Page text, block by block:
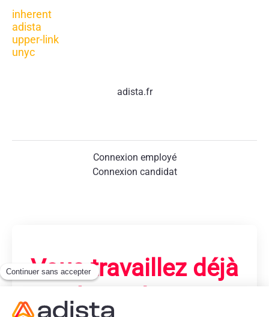
inherent
adista
upper-link
unyc
adista.fr
Connexion employé
Connexion candidat
Vous travaillez déjà
chez adista ?